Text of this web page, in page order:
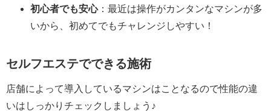
初心者でも安心：最近は操作がカンタンなマシンが多
いから、初めてでもチャレンジしやすい！
セルフエステでできる施術
店舗によって導入しているマシンはことなるので性能の違
いはしっかりチェックしましょう♪